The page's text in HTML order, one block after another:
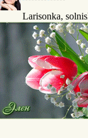
Larisonka,